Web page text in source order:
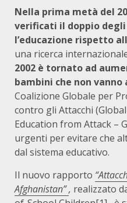
Nella prima metà del
verificati il doppio
l’educazione rispetto
una ricerca
2002 è tornato ad
bambini che non vanno
Coalizione Globale per
contro gli Attacchi
Education from Attack –
urgenti per evitare che
dal sistema educativo.
Il nuovo rapporto
Afghanistan”, realizzato